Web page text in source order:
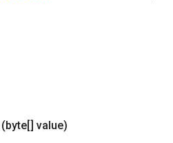
(byte[] value)